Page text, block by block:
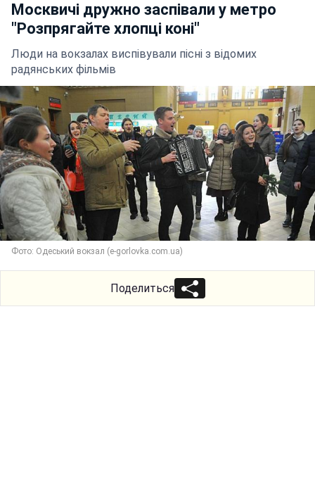
Москвичі дружно заспівали у метро
"Розпрягайте хлопці коні"
Люди на вокзалах виспівували пісні з відомих
радянських фільмів
Фото: Одеський вокзал (e-gorlovka.com.ua)
Поделиться